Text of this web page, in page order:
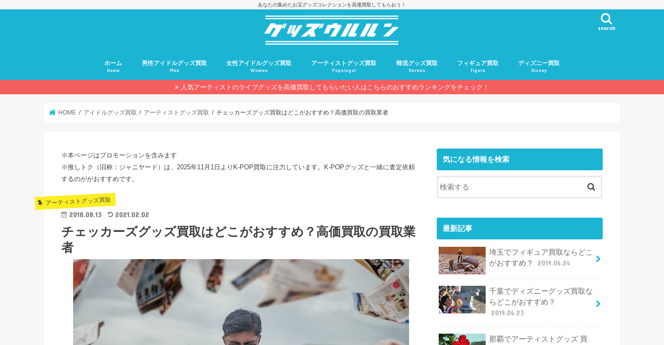
あなたの集めたお宝グッズコレクションを高価買取してもらおう！
search
ホーム
Home
男性アイドルグッズ買取
Men
女性アイドルグッズ買取
Women
アーティストグッズ買取
Popsinger
韓流グッズ買取
Korean
フィギュア買取
Figure
基礎知識
人気メーカー
人気フィギュア
買取業者一覧
ディズニー買取
Disney
人気アーティストのライブグッズを高価買取してもらいたい人はこちらのおすすめランキングをチェック！
HOME アイドルグッズ買取 アーティストグッズ買取 チェッカーズグッズ買取はどこがおすすめ？高価買取の買取業者
※本ページはプロモーションを含みます
※推しトク（旧称：ジャニヤード）は、2025年11月1日よりK-POP買取に注力しています。K-POPグッズと一緒に査定依頼
するのががおすすめです。
アーティストグッズ買取
2018.08.13 2021.02.02
チェッカーズグッズ買取はどこがおすすめ？高価買取の買取業
者
気になる情報を検索
最新記事
埼玉でフィギュア買取ならどこ
がおすすめ？
2019.06.24
千葉でディズニーグッズ買取な
らどこがおすすめ？
2019.06.23
那覇でアーティストグッズ 買